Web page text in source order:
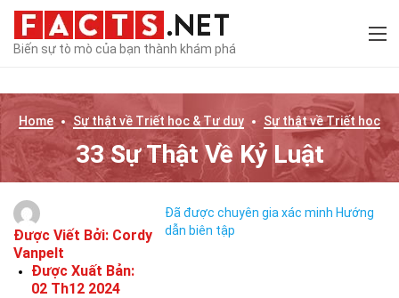
Biến sự tò mò của bạn thành khám phá
Home Sự thật về Triết học & Tư duy Sự thật vềTriết học
33 Sự Thật Về Kỷ Luật
Được Viết Bởi: Cordy
Vanpelt
Được Xuất Bản:
02 Th12 2024
Đã được chuyên gia xác minh Hướng
dẫn biên tập